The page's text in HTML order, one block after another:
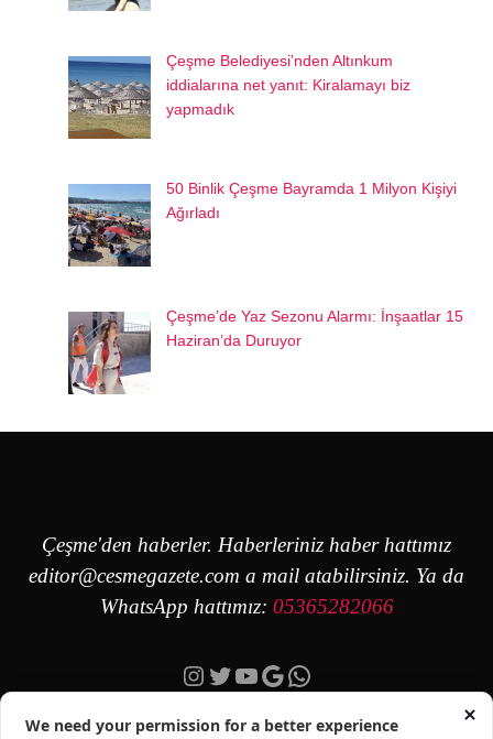
Çeşme Belediyesi’nden Altınkum
iddialarına net yanıt: Kiralamayı biz
yapmadık
50 Binlik Çeşme Bayramda 1 Milyon Kişiyi
Ağırladı
Çeşme’de Yaz Sezonu Alarmı: İnşaatlar 15
Haziran’da Duruyor
Çeşme'den haberler. Haberleriniz haber hattımız
editor@cesmegazete.com a mail atabilirsiniz. Ya da
WhatsApp hattımız: 05365282066
Instagram
Twitter
YouTube
Google
https://wa.me/